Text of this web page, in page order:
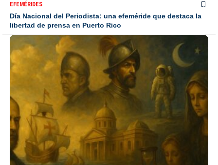
EFEMÉRIDES
Día Nacional del Periodista: una efeméride que destaca la
libertad de prensa en Puerto Rico